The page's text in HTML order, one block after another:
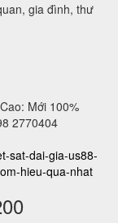
gia đình, thư
Mới 100%
2770404
sat-dai-gia-us88-
hieu-qua-nhat